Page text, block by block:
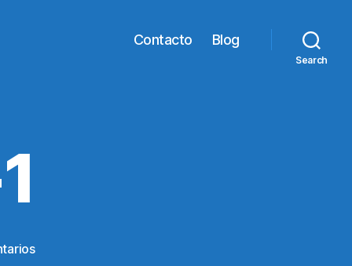
Contacto Blog
Search
en